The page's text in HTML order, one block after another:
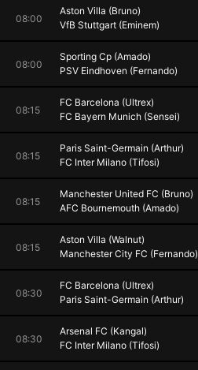
08:00
Aston Villa (Bruno)
VfB Stuttgart (Eminem)
08:00
Sporting Cp (Amado)
PSV Eindhoven (Fernando)
08:15
FC Barcelona (Ultrex)
FC Bayern Munich (Sensei)
08:15
Paris Saint-Germain (Arthur)
FC Inter Milano (Tifosi)
08:15
Manchester United FC (Bruno)
AFC Bournemouth (Amado)
08:15
Aston Villa (Walnut)
Manchester City FC (Fernando)
08:30
FC Barcelona (Ultrex)
Paris Saint-Germain (Arthur)
08:30
Arsenal FC (Kangal)
FC Inter Milano (Tifosi)